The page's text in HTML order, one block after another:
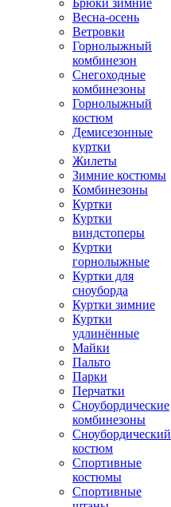
Брюки зимние
Весна-осень
Ветровки
Горнолыжный
комбинезон
Снегоходные
комбинезоны
Горнолыжный
костюм
Демисезонные
куртки
Жилеты
Зимние костюмы
Комбинезоны
Куртки
Куртки
виндстоперы
Куртки
горнолыжные
Куртки для
сноуборда
Куртки зимние
Куртки
удлинённые
Майки
Пальто
Парки
Перчатки
Сноубордические
комбинезоны
Сноубордический
костюм
Спортивные
костюмы
Спортивные